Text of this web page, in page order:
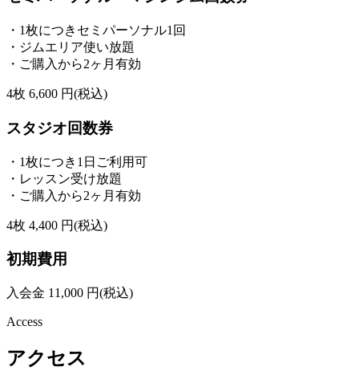
・1枚につきセミパーソナル1回
・ジムエリア使い放題
・ご購入から2ヶ月有効
4枚 6,600 円(税込)
スタジオ回数券
・1枚につき1日ご利用可
・レッスン受け放題
・ご購入から2ヶ月有効
4枚 4,400 円(税込)
初期費用
入会金 11,000 円(税込)
Access
アクセス